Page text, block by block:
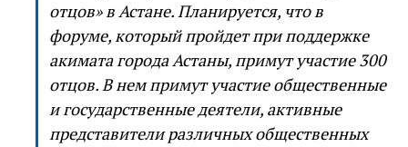
отцов» в Астане. Планируется, что в
форуме, который пройдет при поддержке
акимата города Астаны, примут участие 300
отцов. В нем примут участие общественные
и государственные деятели, активные
представители различных общественных